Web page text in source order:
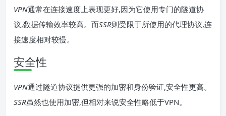
VPN通常在连接速度上表现更好,因为它使用专门的隧道协
议,数据传输效率较高。而SSR则受限于所使用的代理协议,连
接速度相对较慢。
安全性
VPN通过隧道协议提供更强的加密和身份验证,安全性更高。
SSR虽然也使用加密,但相对来说安全性略低于VPN。